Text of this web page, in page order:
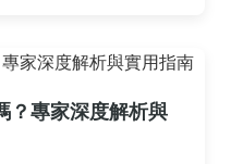
？專家深度解析與